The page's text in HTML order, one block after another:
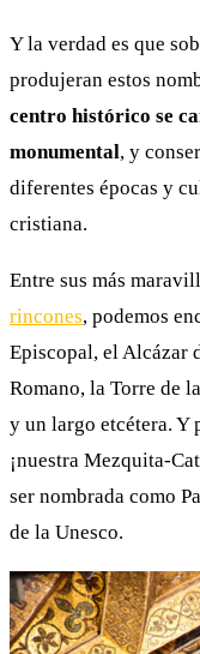
Y la verdad es que
produjeran estos
centro histórico se
monumental, y
diferentes épocas y
cristiana.
Entre sus más
rincones, podemos
Episcopal, el Alcázar
Romano, la Torre de
y un largo etcétera. Y
¡nuestra Mezquita-
ser nombrada como
de la Unesco.